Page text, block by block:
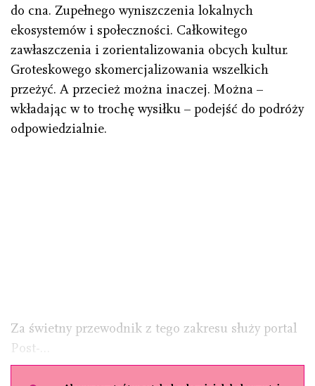
do cna. Zupełnego wyniszczenia lokalnych
ekosystemów i społeczności. Całkowitego
zawłaszczenia i zorientalizowania obcych kultur.
Groteskowego skomercjalizowania wszelkich
przeżyć. A przecież można inaczej. Można –
wkładając w to trochę wysiłku – podejść do podróży
odpowiedzialnie.
Za świetny przewodnik z tego zakresu służy portal
Post-…